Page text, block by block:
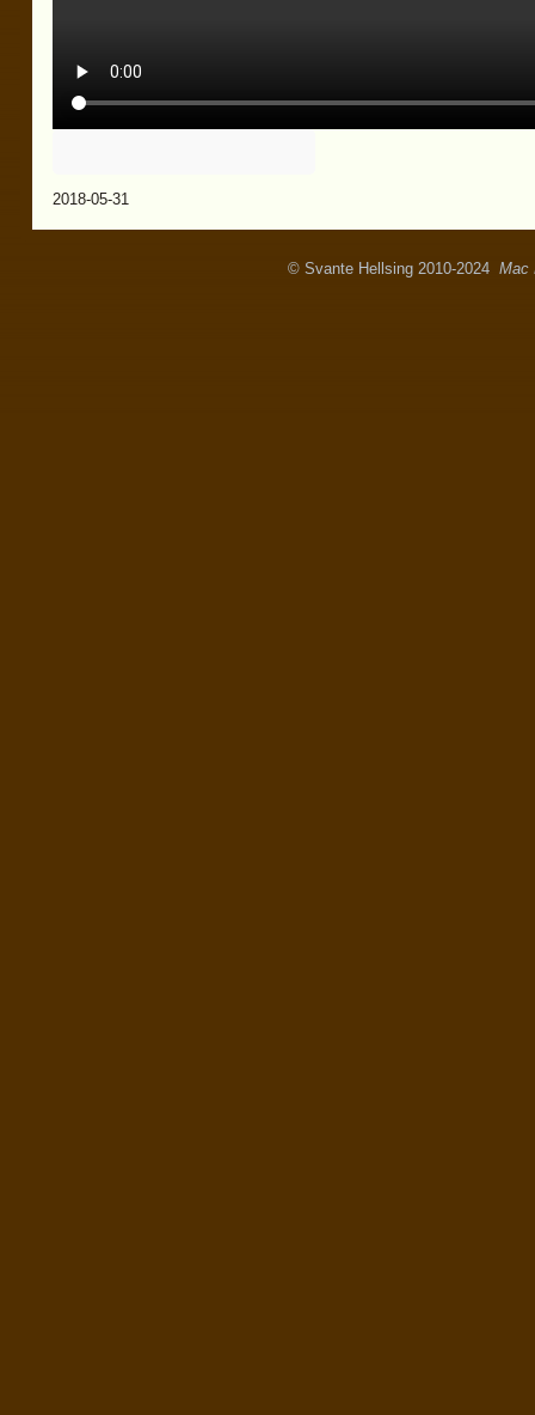
2018-05-31
© Svante Hellsing 2010-2024 Mac